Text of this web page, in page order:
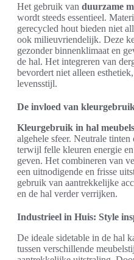
Het gebruik van duurzame
wordt steeds essentieel.
gerecycled hout bieden niet
ook milieuvriendelijk. Deze
gezonder binnenklimaat en
de hal. Het integreren van
bevordert niet alleen
levensstijl.
De invloed van
Kleurgebruik in hal meubels
algehele sfeer. Neutrale tinten
terwijl felle kleuren energie
geven. Het combineren van
een uitnodigende en frisse
gebruik van aantrekkelijke
en de hal verder verrijken.
Industrieel in Huis: Style
De ideale sidetable in de hal
tussen verschillende